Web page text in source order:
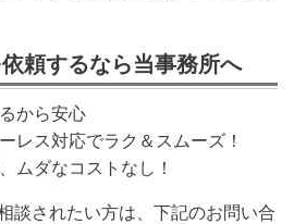
頼するなら当事務所へ
から安心
レス対応でラク＆スムーズ！
ムダなコストなし！
談されたい方は、下記のお問い合